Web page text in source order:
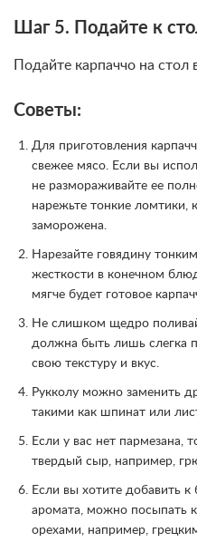
Шаг 5. Подайте к
Подайте карпаччо на
Советы:
Для приготовления
свежее мясо. Если вы
не размораживайте ее
нарежьте тонкие ломтики,
заморожена.
Нарезайте говядину
жесткости в конечном
мягче будет готовое
Не слишком щедро
должна быть лишь слегка
свою текстуру и вкус.
Рукколу можно заменить
такими как шпинат или
Если у вас нет пармезана,
твердый сыр, например,
Если вы хотите добавить
аромата, можно посыпать
орехами, например,